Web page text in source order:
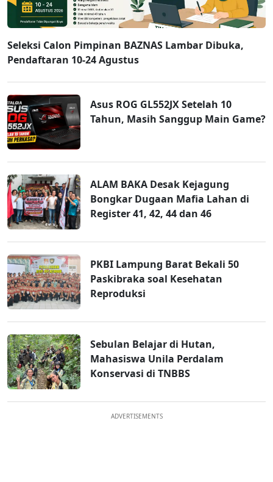
Seleksi Calon Pimpinan BAZNAS Lambar Dibuka,
Pendaftaran 10-24 Agustus
Asus ROG GL552JX Setelah 10
Tahun, Masih Sanggup Main Game?
ALAM BAKA Desak Kejagung
Bongkar Dugaan Mafia Lahan di
Register 41, 42, 44 dan 46
PKBI Lampung Barat Bekali 50
Paskibraka soal Kesehatan
Reproduksi
Sebulan Belajar di Hutan,
Mahasiswa Unila Perdalam
Konservasi di TNBBS
ADVERTISEMENTS